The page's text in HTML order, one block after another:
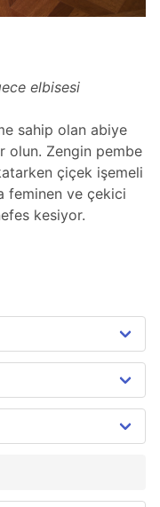
elbisesi
sahip olan abiye
olun. Zengin pembe
çiçek işemeli
feminen ve çekici
kesiyor.